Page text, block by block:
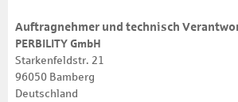
Auftragnehmer und technisch
PERBILITY GmbH
Starkenfeldstr. 21
96050 Bamberg
Deutschland